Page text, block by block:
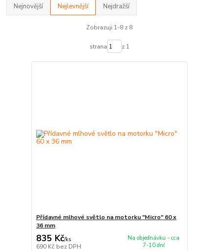
Nejnovější Nejlevnější Nejdražší
Zobrazuji 1-8 z 8
strana z 1
Přídavné mlhové světlo na motorku "Micro" 60 x
36 mm
835 Kč/ks
690 Kč bez DPH
Na objednávku - cca
7-10 dní